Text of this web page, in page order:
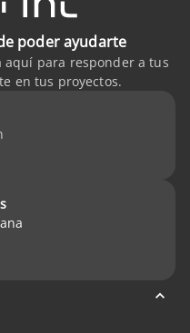
poder ayudarte
aquí para responder a tus
en tus proyectos.